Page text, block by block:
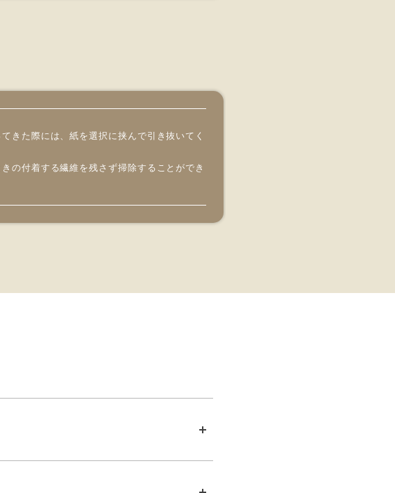
きた際には、紙を選択に挟んで引き抜いてく
の付着する繊維を残さず掃除することができ